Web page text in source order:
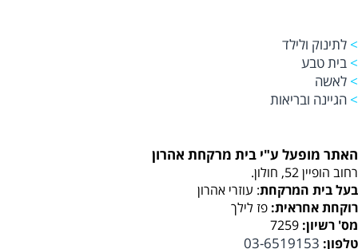
> לתינוק ולילד
> בית טבע
> לאשה
> הגיינה ובריאות
האתר מופעל ע"י בית מרקחת אהרון
רחוב הופיין 52, חולון.
בעל בית המרקחת: עוזרי אהרון
רוקחת אחראית: פז לילך
מס' רשיון: 7259
טלפון: 03-6519153